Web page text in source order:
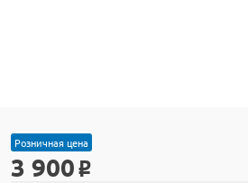
Розничная цена
3 900 o